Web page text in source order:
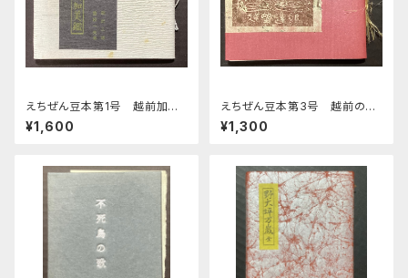
えちぜん豆本第1号 越前加美
鑑
¥1,600
えちぜん豆本第3号 越前の古
窯
¥1,300